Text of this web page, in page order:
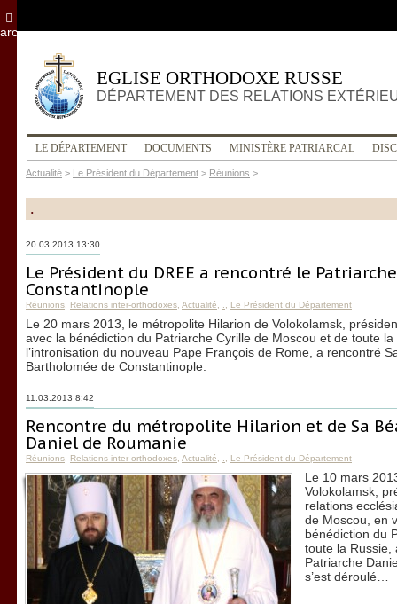
EGLISE ORTHODOXE RUSSE
DÉPARTEMENT DES RELATIONS
LE DÉPARTEMENT DOCUMENTS MINISTÈRE PATRIARCAL
Actualité > Le Président du Département > Réunions >
.
20.03.2013 13:30
Le Président du DREE a rencontré le
Constantinople
Réunions Relations inter-orthodoxes Actualité Le Président du Département
Le 20 mars 2013, le métropolite Hilarion de Volokolamsk,
avec la bénédiction du Patriarche Cyrille de Moscou et de toute
l’intronisation du nouveau Pape François de Rome, a rencontré
Bartholomée de Constantinople.
11.03.2013 8:42
Rencontre du métropolite Hilarion et de Sa
Daniel de Roumanie
Réunions Relations inter-orthodoxes Actualité Le Président du Département
Le 10 mars
Volokolamsk,
relations
de Moscou, en
bénédiction du
toute la Russie,
Patriarche
s’est déroulé…
archives